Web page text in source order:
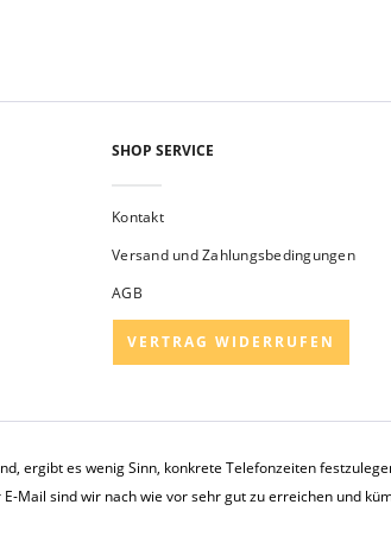
SHOP SERVICE
Kontakt
Versand und Zahlungsbedingungen
AGB
VERTRAG WIDERRUFEN
ergibt es wenig Sinn, konkrete Telefonzeiten
Mail sind wir nach wie vor sehr gut zu erreichen und